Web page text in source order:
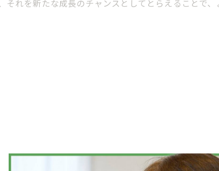
れを新たな成長のチャンスとしてとらえることで